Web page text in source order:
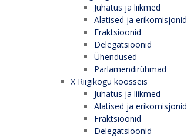
Juhatus ja liikmed
Alatised ja erikomisjonid
Fraktsioonid
Delegatsioonid
Ühendused
Parlamendirühmad
X Riigikogu koosseis
Juhatus ja liikmed
Alatised ja erikomisjonid
Fraktsioonid
Delegatsioonid